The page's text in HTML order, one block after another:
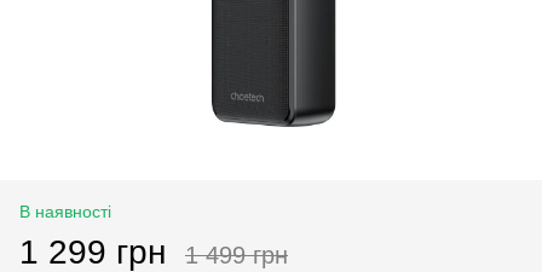
В наявності
1 299 грн 1 499 грн